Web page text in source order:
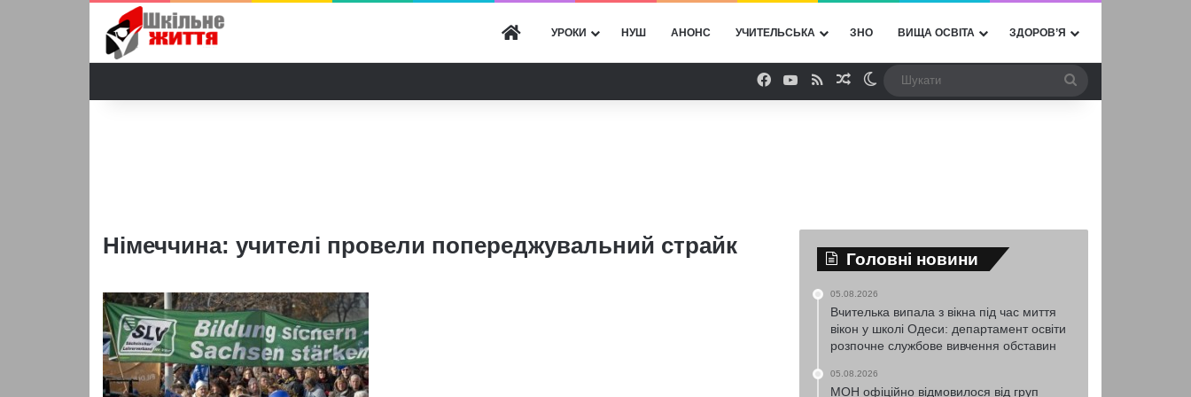
ГОЛОВНА
УРОКИ НУШ АНОНС УЧИТЕЛЬСЬКА ЗНО ВИЩА ОСВІТА ЗДОРОВ’Я
Facebook
YouTube
RSSВипадкова стаття
Switch skin
Німеччина: учителі провели попереджувальний страйк
Головні новини
05.08.2026
Вчителька випала з вікна під час миття
вікон у школі Одеси: департамент освіти
розпочне службове вивчення обставин
05.08.2026
МОН офіційно відмовилося від груп